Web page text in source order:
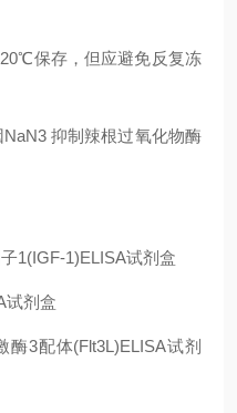
保存，但应避免反复冻
抑制辣根过氧化物酶
1(IGF-1)ELISA试剂盒
试剂盒
酶3配体(Flt3L)ELISA试剂